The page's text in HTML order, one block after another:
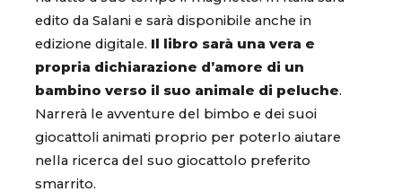
edito da Salani e sarà disponibile anche in
edizione digitale. Il libro sarà una vera e
propria dichiarazione d’amore di un
bambino verso il suo animale di peluche.
Narrerà le avventure del bimbo e dei suoi
giocattoli animati proprio per poterlo aiutare
nella ricerca del suo giocattolo preferito
smarrito.